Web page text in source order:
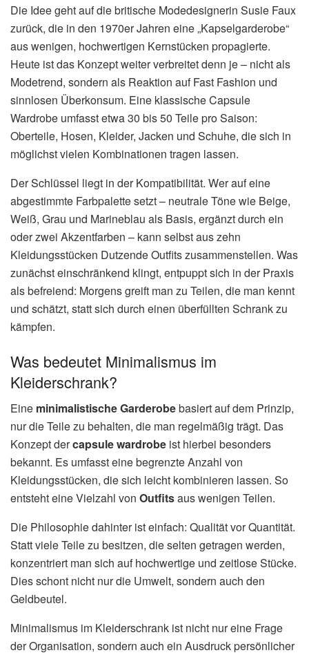
Die Idee geht auf die britische Modedesignerin Susie Faux
zurück, die in den 1970er Jahren eine „Kapselgarderobe“
aus wenigen, hochwertigen Kernstücken propagierte.
Heute ist das Konzept weiter verbreitet denn je – nicht als
Modetrend, sondern als Reaktion auf Fast Fashion und
sinnlosen Überkonsum. Eine klassische Capsule
Wardrobe umfasst etwa 30 bis 50 Teile pro Saison:
Oberteile, Hosen, Kleider, Jacken und Schuhe, die sich in
möglichst vielen Kombinationen tragen lassen.
Der Schlüssel liegt in der Kompatibilität. Wer auf eine
abgestimmte Farbpalette setzt – neutrale Töne wie Beige,
Weiß, Grau und Marineblau als Basis, ergänzt durch ein
oder zwei Akzentfarben – kann selbst aus zehn
Kleidungsstücken Dutzende Outfits zusammenstellen. Was
zunächst einschränkend klingt, entpuppt sich in der Praxis
als befreiend: Morgens greift man zu Teilen, die man kennt
und schätzt, statt sich durch einen überfüllten Schrank zu
kämpfen.
Was bedeutet Minimalismus im
Kleiderschrank?
Eine minimalistische Garderobebasiert auf dem Prinzip,
nur die Teile zu behalten, die man regelmäßig trägt. Das
Konzept dercapsule wardrobe ist hierbei besonders
bekannt. Es umfasst eine begrenzte Anzahl von
Kleidungsstücken, die sich leicht kombinieren lassen. So
entsteht eine Vielzahl von Outfitsaus wenigen Teilen.
Die Philosophie dahinter ist einfach: Qualität vor Quantität.
Statt viele Teile zu besitzen, die selten getragen werden,
konzentriert man sich auf hochwertige und zeitlose Stücke.
Dies schont nicht nur die Umwelt, sondern auch den
Geldbeutel.
Minimalismus im Kleiderschrank ist nicht nur eine Frage
der Organisation, sondern auch ein Ausdruck persönlicher